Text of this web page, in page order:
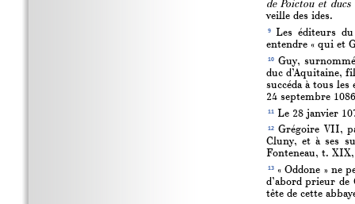
de Poictou et ducs
veille des ides.
9Les éditeurs
entendre « qui et
10Guy,
duc d’Aquitaine,
succéda à tous
24 septembre
11Le 28 janvier
12Grégoire VII,
Cluny, et à ses
Fonteneau, t.
13« Oddone » ne
d’abord prieur de
tête de cette